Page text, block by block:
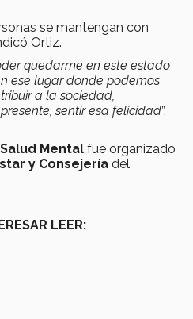
se mantengan con
Ortiz.
quedarme en este estado
ese lugar donde podemos
a la sociedad,
sentir esa felicidad”,
Mental fue organizado
y Consejería del
LEER: